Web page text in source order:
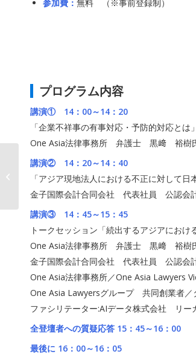
参加費： 無料 （※事前登録制）
プログラム内容
講演① 14：00～14：20
「企業不祥事の有事対応・予防的対応とは」
One Asia法律事務所 弁護士 黒﨑 裕樹
講演② 14：20～14：40
「アジア現地法人における不正に対して日
金子国際会計合同会社 代表社員 公認
講演③ 14：45～15：45
トークセッション「続出するアジアにおけ
One Asia法律事務所 弁護士 黒﨑 裕樹
金子国際会計合同会社 代表社員 公認
One Asia法律事務所／One Asia
One Asia Lawyersグループ 共同創業者
ファシリテーター:AIデータ株式会社 リ
全登壇者への質疑応答 15：45～16：00
最後に 16：00～16：05
AOSストアにて
「AOSBOX Cold
300GB」販売開始～販
売開始を記�...